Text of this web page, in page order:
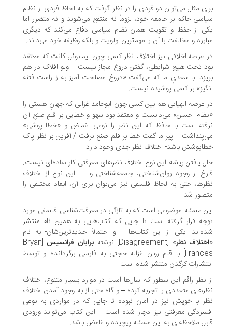
مثال می‌توان دو فردی را در نظر گرفت که به لحاظ فردی از نظام
حاکم بر جامعه خود، لزوماً نه منتفع می‌شوند و نه متضرر اما
از حفظ و تقویت همان نظام سیاسی دفاع می‌کند که دیگری
و مخالفت با آن را مهم‌ترین اولویت و بلکه وظیفه خود می‌داند.
عرصه اخلاقی نیز اختلاف نظر کسی چون ایمانوئل کانت که معتقد
تحت هیچ شرایطی، گفتن دروغ مجاز نیست – ولو افلاک در هم
با سعدیِ ما که می‌گفت «دروغ مصلحت آمیز به ز راست فتنه
بر کسی پوشیده نیست.
عرصه الهیاتی هم بین کسی چون ابوحامد غزالی که جهانِ هستی را
احسن» می‌دانست و معتقد بود سهو و خطایی بر قلمِ صنعِ آن
است با حافظ که این نظر را نوعی اغماض و «خطا پوشی»
– پیر ما گفت خطا بر قلم صنع نرفت / آفرین بر نظر پاک
باشد- اختلاف نظر جدی وجود دارد.
یافتن ریشه این نوع اختلاف نظرهای معرفتی کار ساده‌ای نیست.
از وجوه روان‌شناختی، جامعه‌شناختی و … این نوع از اختلاف
حتی به لحاظ فلسفی نیز می‌توان برای آن، ابعاد مختلفی را
شد.
مسئله موضوعی است که به تازگی در معرفت‌شناسی فلسفی مورد
قرار گرفته است تا جایی که کتاب‌هایی به همین نام منتشر
یکی از این کتاب‌ها – و احتمالاً جدیدترین‌شان- به نام
نظر» [Disagreement] نوشته برایان فرانسیس [Bryan
Frances] با قلم روان غزاله حجتی به فارسی برگردانده و توسط
کرگدن منتشر شده است.
نظر راقم این سطور که سال‌ها است در موارد بسیار متنوع، اختلاف
متعددی را تجربه کرده – و گاه حتی از به وجود آمدن اختلاف
با خویش نیز در امان نبوده تا جایی که در مواردی به نوعی
معرفتی نیز دچار شده است – این کتاب می‌تواند ورودی
ملاحظه‌ای به این مسئله پیچیده و غامض باشد.